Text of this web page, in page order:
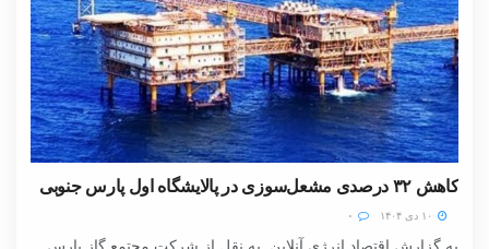
کاهش ۳۲ درصدی مشعل‌سوزی در پالایشگاه اول پارس جنوبی